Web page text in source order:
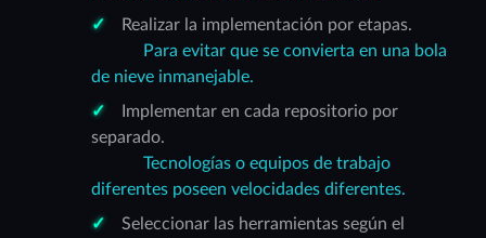
Realizar la implementación por etapas.
Para evitar que se convierta en una bola
de nieve inmanejable.
Implementar en cada repositorio por
separado.
Tecnologías o equipos de trabajo
diferentes poseen velocidades diferentes.
Seleccionar las herramientas según el